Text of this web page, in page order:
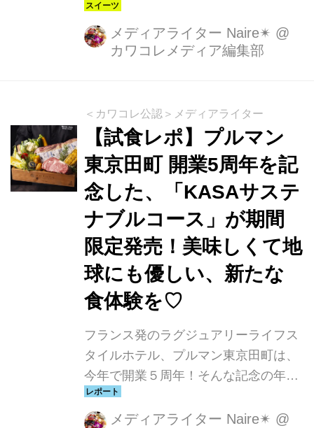
あのホテルの、2種のクリスマスケー
キをご紹介します！
メディアライター Naire✴︎ @
カワコレメディア編集部
＜カワコレ公認＞メディアライター
【試食レポ】プルマン
東京田町 開業5周年を記
念した、「KASAサステ
ナブルコース」が期間
限定発売！美味しくて地
球にも優しい、新たな
食体験を♡
フランス発のラグジュアリーライフス
タイルホテル、プルマン東京田町は、
今年で開業５周年！そんな記念の年
に、プルマンが以前より力を入れてい
る“サステナブル”にフォーカスした、
メディアライター Naire✴︎ @